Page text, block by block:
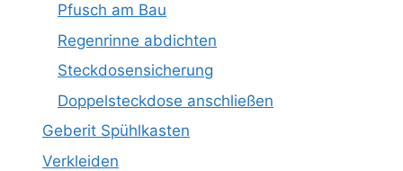
Pfusch am Bau
Regenrinne abdichten
Steckdosensicherung
Doppelsteckdose anschließen
Geberit Spühlkasten
Verkleiden